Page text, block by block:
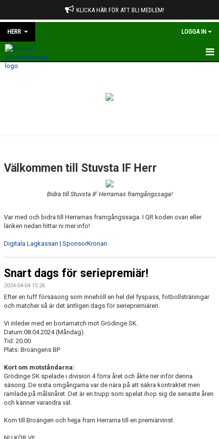
KLICKA HÄR FÖR ATT BLI MEDLEM!
HERR LOGGA IN
HEM
STOCKHOLM CUP
Välkommen till Stuvsta IF Herr
Bidra till Stuvsta IF Herrarnas framgångssaga!
Var med och bidra till Herrarnas framgångssaga. I QR koden ovan eller
länken nedan hittar ni mer info!
Digitala Lagkassan | SponsorKronan
Snart dags för seriepremiär!
2024-04-04 15:26
Efter en tuff försäsong som innehöll en hel del fyspass, fotbollsträningar
och matcher så är det äntligen dags för seriepremiären.
Vi inleder med en bortamatch mot Grödinge SK.
Datum:08.04.2024 (Måndag)
Tid: 20.00
Plats: Broängens BP
Kort om motståndarna:
Grödinge SK spelade i division 4 förra året och åkte ner inför denna
säsong. De sista omgångarna var de nära på att säkra kontraktet men
ramlade på målsnåret. Det är en trupp som spelat ihop sig de senaste åren
och känner varandra väl.
Kom till Broängen och hejja fram Herrarna till en premiärvinst.